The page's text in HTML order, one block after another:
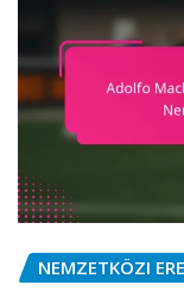
NEMZETKÖZI